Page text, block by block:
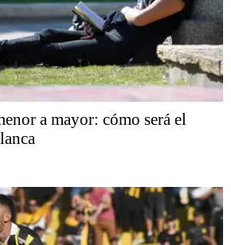
a mayor: cómo será el